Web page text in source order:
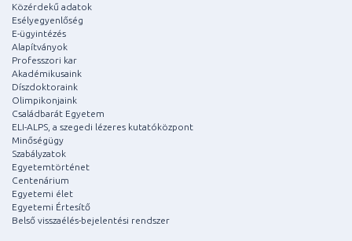
Közérdekű adatok
Esélyegyenlőség
E-ügyintézés
Alapítványok
Professzori kar
Akadémikusaink
Díszdoktoraink
Olimpikonjaink
Családbarát Egyetem
ELI-ALPS, a szegedi lézeres kutatóközpont
Minőségügy
Szabályzatok
Egyetemtörténet
Centenárium
Egyetemi élet
Egyetemi Értesítő
Belső visszaélés-bejelentési rendszer